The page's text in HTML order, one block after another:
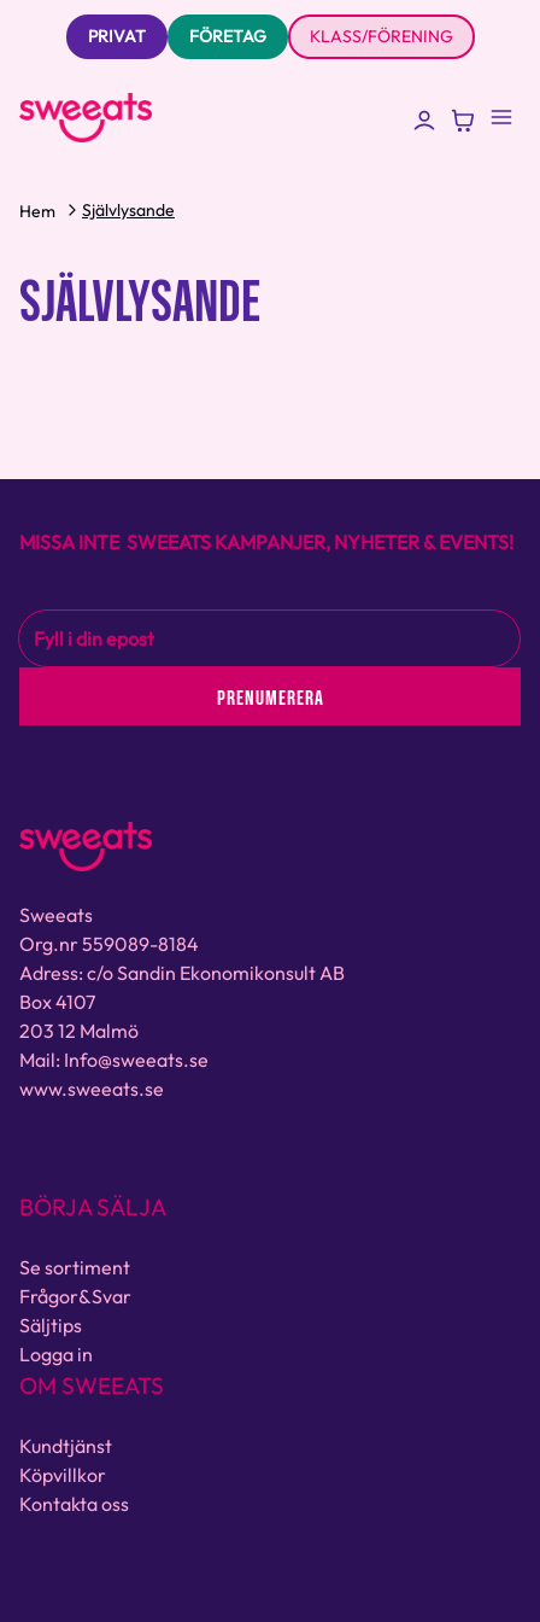
PRIVAT FÖRETAG KLASS/FÖRENING
Hem Självlysande
SJÄLVLYSANDE
MISSA INTE SWEEATS KAMPANJER, NYHETER & EVENTS!
PRENUMERERA
Sweeats
Org.nr 559089-8184
Adress: c/o Sandin Ekonomikonsult AB
Box 4107
203 12 Malmö
Mail: Info@sweeats.se
www.sweeats.se
BÖRJA SÄLJA
Se sortiment
Frågor&Svar
Säljtips
Logga in
OM SWEEATS
Kundtjänst
Köpvillkor
Kontakta oss